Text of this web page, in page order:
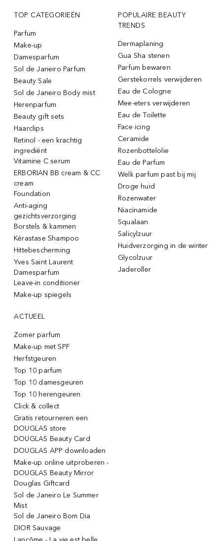
TOP CATEGORIEËN
Parfum
Make-up
Damesparfum
Sol de Janeiro Parfum
Beauty Sale
Sol de Janeiro Body mist
Herenparfum
Beauty gift sets
Haarclips
Retinol - een krachtig
ingrediënt
Vitamine C serum
ERBORIAN BB cream & CC
cream
Foundation
Anti-aging
gezichtsverzorging
Borstels & kammen
Kérastase Shampoo
Hittebescherming
Yves Saint Laurent
Damesparfum
Leave-in conditioner
Make-up spiegels
POPULAIRE BEAUTY
TRENDS
Dermaplaning
Gua Sha stenen
Parfum bewaren
Gerstekorrels verwijderen
Eau de Cologne
Mee-eters verwijderen
Eau de Toilette
Face icing
Ceramide
Rozenbottelolie
Eau de Parfum
Welk parfum past bij mij
Droge huid
Rozenwater
Niacinamide
Squalaan
Salicylzuur
Huidverzorging in de winter
Glycolzuur
Jaderoller
ACTUEEL
Zomer parfum
Make-up met SPF
Herfstgeuren
Top 10 parfum
Top 10 damesgeuren
Top 10 herengeuren
Click & collect
Gratis retourneren een
DOUGLAS store
DOUGLAS Beauty Card
DOUGLAS APP downloaden
Make-up online uitproberen -
DOUGLAS Beauty Mirror
Douglas Giftcard
Sol de Janeiro Le Summer
Mist
Sol de Janeiro Bom Dia
DIOR Sauvage